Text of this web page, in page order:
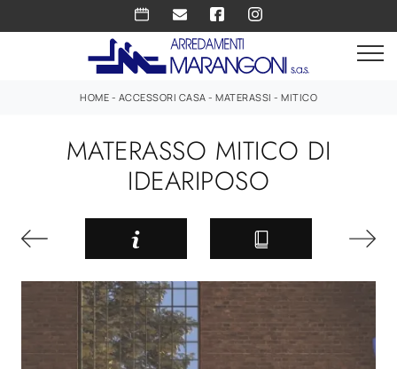
HOME - ACCESSORI CASA - MATERASSI - MITICO
MATERASSO MITICO DI
IDEARIPOSO